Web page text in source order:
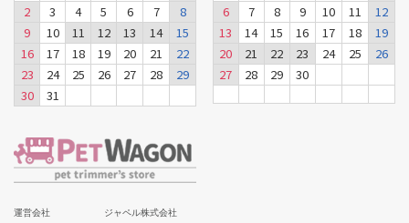
2
3 4 5 6 7
8
9
10 11 12 13 14
15
16
17 18 19 20 21
22
23
24 25 26 27 28
29
30
31
6
7 8 9 10 11
12
13
14 15 16 17 18
19
20
21 22 23 24 25
26
27
28 29 30
運営会社
ジャペル株式会社